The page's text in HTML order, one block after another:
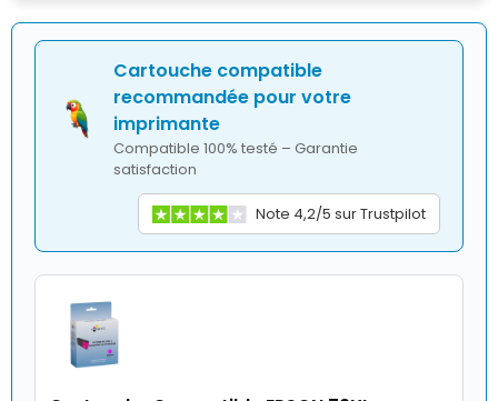
Cartouche compatible
recommandée pour votre
imprimante
Compatible 100% testé – Garantie
satisfaction
Note 4,2/5 sur Trustpilot